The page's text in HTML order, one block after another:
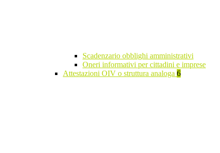
Scadenzario obblighi amministrativi
Oneri informativi per cittadini e imprese
Attestazioni OIV o struttura analoga 6